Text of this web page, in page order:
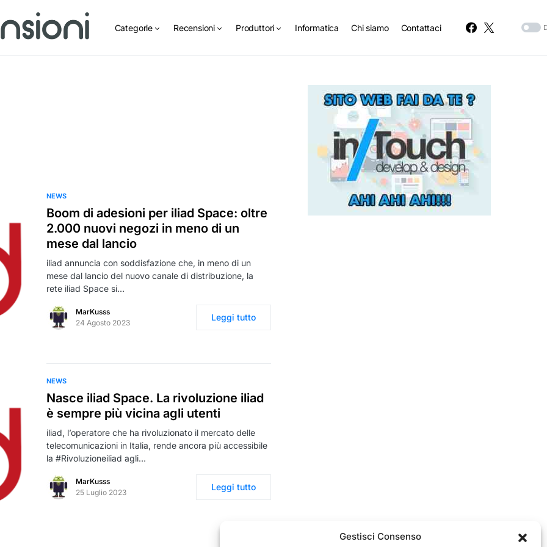
Gestisci Consenso
Categorie Recensioni Produttori Informatica Chi siamo Contattaci
NEWS
Boom di adesioni per iliad Space: oltre
2.000 nuovi negozi in meno di un
mese dal lancio
iliad annuncia con soddisfazione che, in meno di un
mese dal lancio del nuovo canale di distribuzione, la
rete iliad Space si…
MarKusss
24 Agosto 2023
Leggi tutto
NEWS
Nasce iliad Space. La rivoluzione iliad
è sempre più vicina agli utenti
iliad, l’operatore che ha rivoluzionato il mercato delle
telecomunicazioni in Italia, rende ancora più accessibile
la #Rivoluzioneiliad agli…
MarKusss
25 Luglio 2023
Leggi tutto